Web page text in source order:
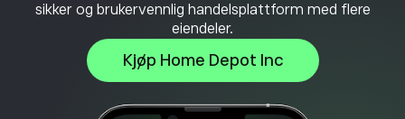
sikker og brukervennlig handelsplattform med flere
eiendeler.
Kjøp Home Depot Inc